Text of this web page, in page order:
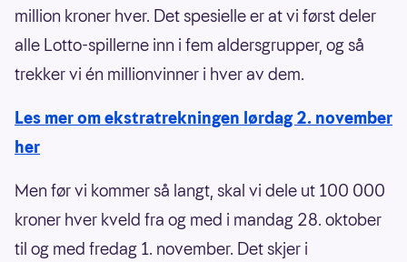
million kroner hver. Det spesielle er at vi først deler
alle Lotto-spillerne inn i fem aldersgrupper, og så
trekker vi én millionvinner i hver av dem.
Les mer om ekstratrekningen lørdag 2. november
her
Men før vi kommer så langt, skal vi dele ut 100 000
kroner hver kveld fra og med i mandag 28. oktober
til og med fredag 1. november. Det skjer i